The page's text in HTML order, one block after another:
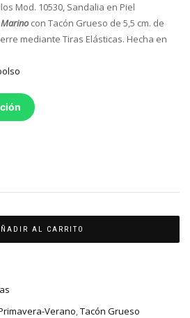
Mod. 10530, Sandalia en Piel
Marinocon Tacón Grueso de 5,5 cm. de
mediante Tiras Elásticas. Hecha en
AL CARRITO
Verano,Tacón Grueso